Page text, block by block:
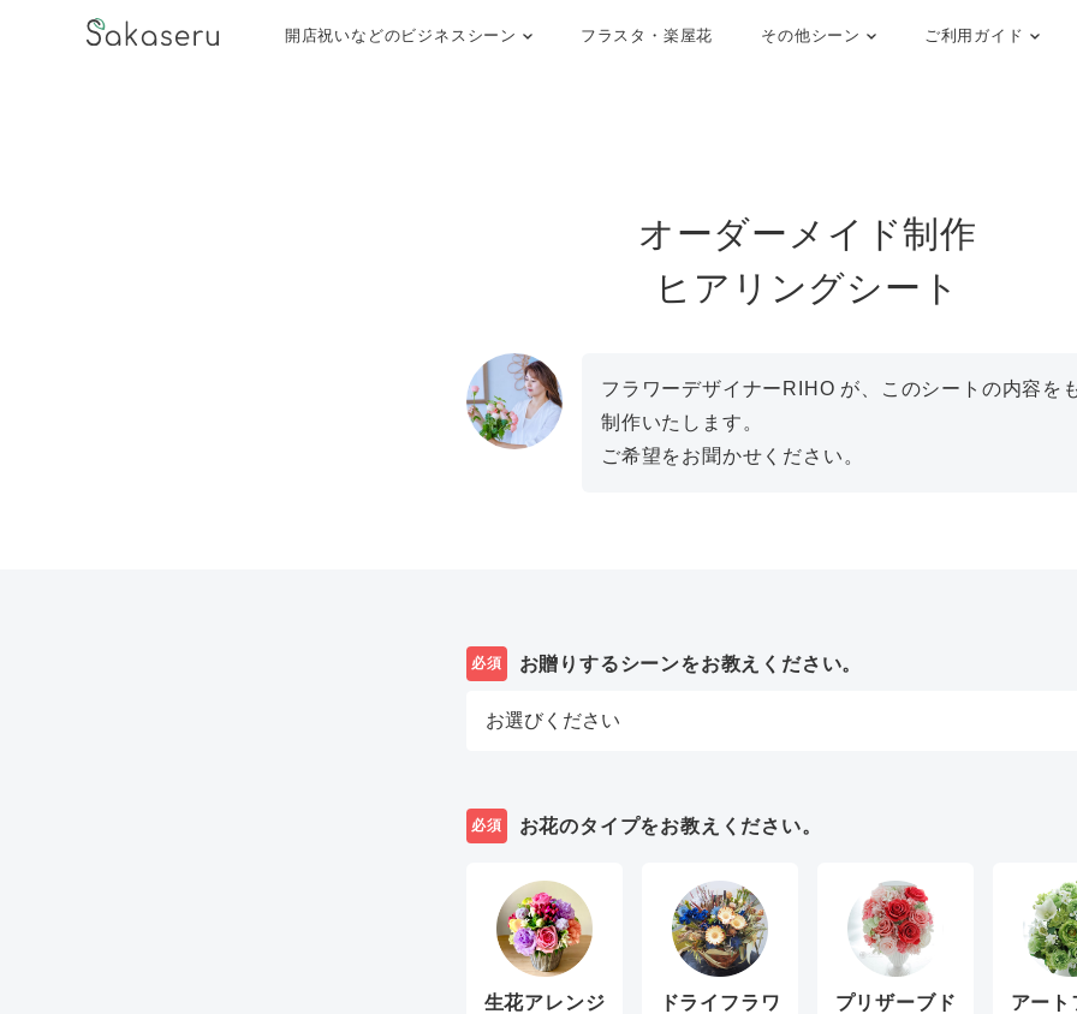
開店祝いなどのビジネスシーン フラスタ・楽屋花 その他シーン ご利用ガイド
オーダーメイド制作
ヒアリングシート
フラワーデザイナーRIHO が、このシートの内容を
制作いたします。
ご希望をお聞かせください。
必須 お贈りするシーンをお教えください。
必須 お花のタイプをお教えください。
生花アレンジ
ドライフラワ
プリザーブド
アート